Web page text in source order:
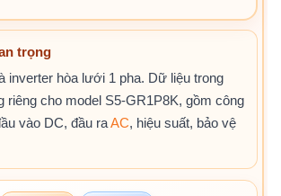
trọng
inverter hòa lưới 1 pha. Dữ liệu trong
riêng cho model S5-GR1P8K, gồm công
vào DC, đầu raAC, hiệu suất, bảo vệ